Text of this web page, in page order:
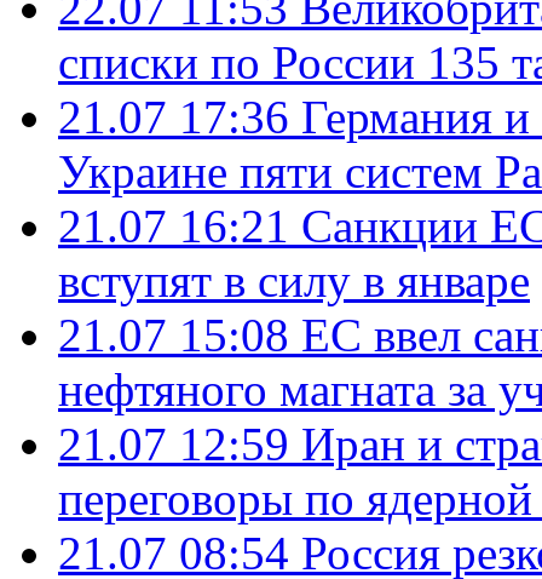
списки по России 135
21.07 17:36 Германия
Украине пяти систем
21.07 16:21 Санкции
вступят в силу в январе
21.07 15:08 ЕС ввел
нефтяного магната за
21.07 12:59 Иран и
переговоры по
21.07 08:54 Россия